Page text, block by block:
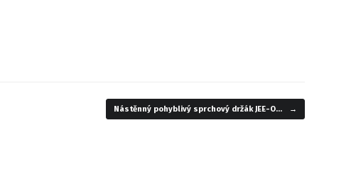
Nástěnný pohyblivý sprchový držák JEE-O… →